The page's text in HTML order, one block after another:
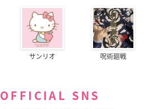
サンリオ 呪術廻戦
OFFICIAL SNS